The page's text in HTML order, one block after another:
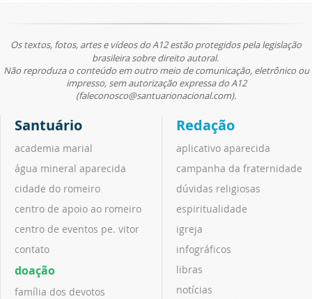
Os textos, fotos, artes e vídeos do A12 estão protegidos pela legislação
brasileira sobre direito autoral.
Não reproduza o conteúdo em outro meio de comunicação, eletrônico ou
impresso, sem autorização expressa do A12
(faleconosco@santuarionacional.com).
Santuário
academia marial
água mineral aparecida
cidade do romeiro
centro de apoio ao romeiro
centro de eventos pe. vitor
contato
doação
família dos devotos
Redação
aplicativo aparecida
campanha da fraternidade
dúvidas religiosas
espiritualidade
igreja
infográficos
libras
notícias